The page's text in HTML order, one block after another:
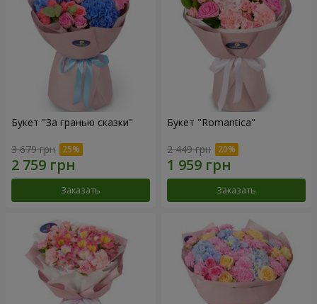
Букет "За гранью сказки"
3 679 грн
Заказать
Букет "Romantica"
2 449 грн
Заказать